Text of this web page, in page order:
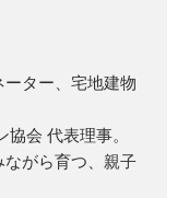
ター、宅地建物
会 代表理事。
がら育つ、親子